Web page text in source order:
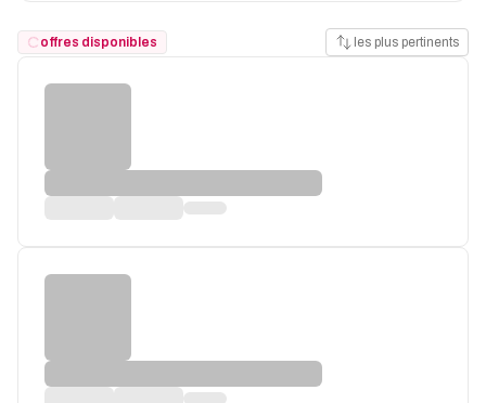
offres disponibles les plus pertinents